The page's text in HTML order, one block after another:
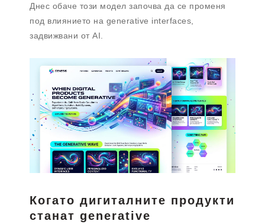
Днес обаче този модел започва да се променя
под влиянието на generative interfaces,
задвижвани от AI.
Когато дигиталните продукти
станат generative